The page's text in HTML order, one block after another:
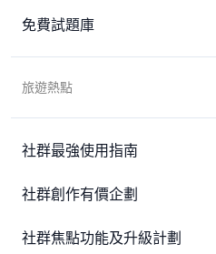
免費試題庫
旅遊熱點
社群最強使用指南
社群創作有價企劃
社群焦點功能及升級計劃